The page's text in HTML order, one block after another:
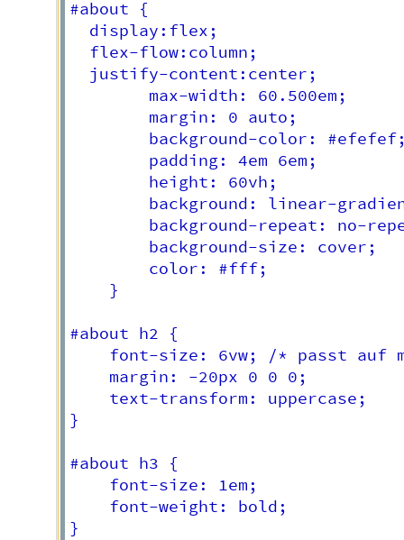
#about {
  display:flex;
  flex-flow:column;
  justify-content:center;
#about h2 {
    margin: -20px 0 0 0;
    text-transform: uppercase;
}
#about h3 {
}